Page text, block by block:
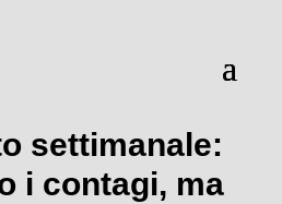
settimanale:
i contagi, ma